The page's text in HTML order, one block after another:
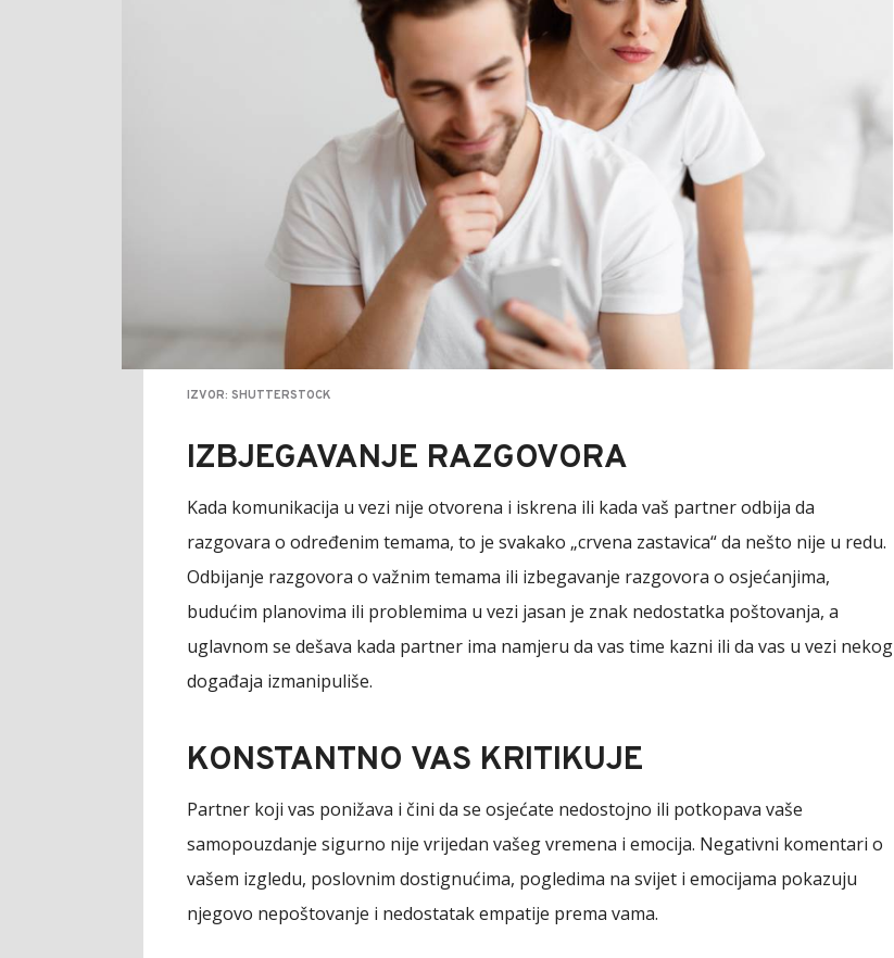
IZVOR: SHUTTERSTOCK
IZBJEGAVANJE RAZGOVORA
Kada komunikacija u vezi nije otvorena i iskrena ili kada vaš partner odbija da
razgovara o određenim temama, to je svakako „crvena zastavica“ da nešto nije u redu.
Odbijanje razgovora o važnim temama ili izbegavanje razgovora o osjećanjima,
budućim planovima ili problemima u vezi jasan je znak nedostatka poštovanja, a
uglavnom se dešava kada partner ima namjeru da vas time kazni ili da vas u vezi nekog
događaja izmanipuliše.
KONSTANTNO VAS KRITIKUJE
Partner koji vas ponižava i čini da se osjećate nedostojno ili potkopava vaše
samopouzdanje sigurno nije vrijedan vašeg vremena i emocija. Negativni komentari o
vašem izgledu, poslovnim dostignućima, pogledima na svijet i emocijama pokazuju
njegovo nepoštovanje i nedostatak empatije prema vama.